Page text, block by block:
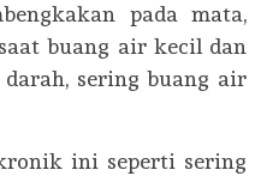
pada mata,
buang air kecil dan
sering buang air
ini seperti sering